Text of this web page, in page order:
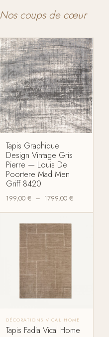
Nos coups de cœur
Tapis Graphique
Design Vintage Gris
Pierre — Louis De
Poortere Mad Men
Griff 8420
199,00 € – 1799,00 €
DÉCORATIONS VICAL HOME
Tapis Fadia Vical Home